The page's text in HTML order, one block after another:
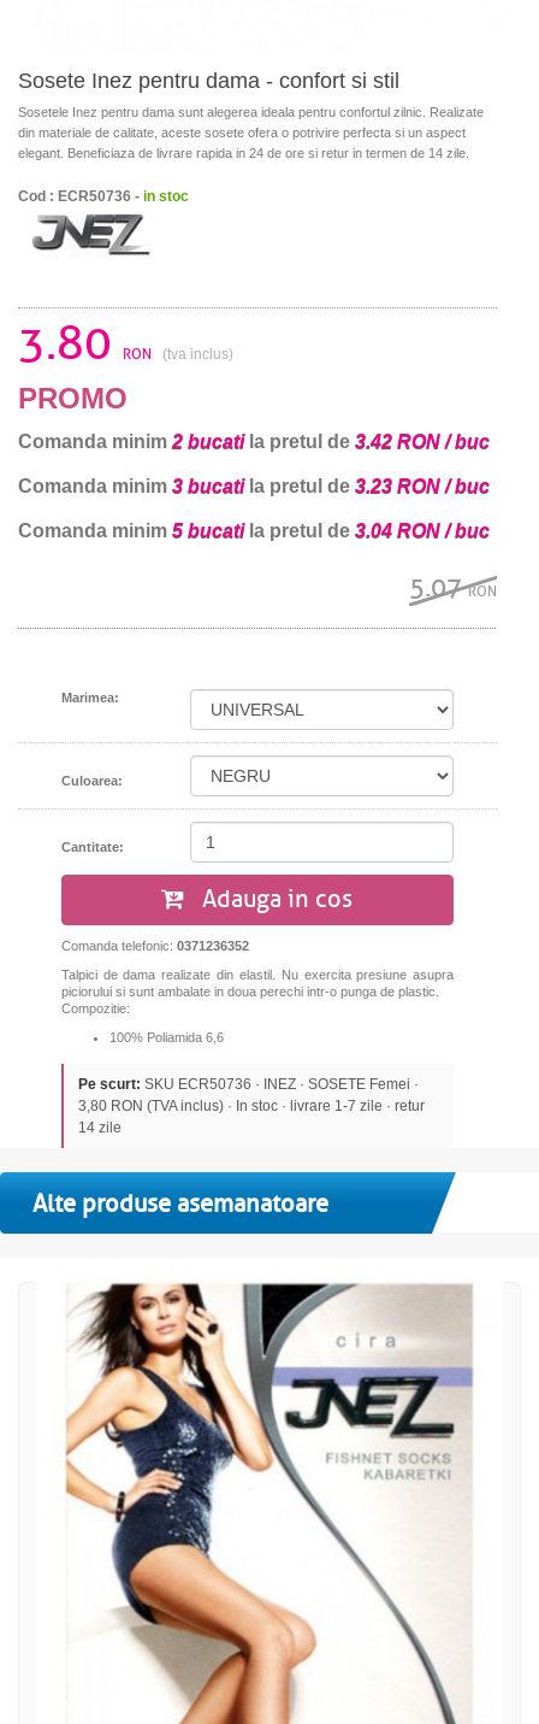
Sosete Inez pentru dama - confort si stil
Sosetele Inez pentru dama sunt alegerea ideala pentru confortul zilnic. Realizate
din materiale de calitate, aceste sosete ofera o potrivire perfecta si un aspect
elegant. Beneficiaza de livrare rapida in 24 de ore si retur in termen de 14 zile.
Cod : ECR50736 - in stoc
3.80 RON (tva inclus)
PROMO
Comanda minim 2 bucatila pretul de 3.42 RON / buc
Comanda minim 3 bucatila pretul de 3.23 RON / buc
Comanda minim 5 bucatila pretul de 3.04 RON / buc
5.07RON
Marimea:
Culoarea:
Cantitate:
Adauga in cos
Comanda telefonic: 0371236352
Talpici de dama realizate din elastil. Nu exercita presiune asupra
piciorului si sunt ambalate in doua perechi intr-o punga de plastic.
Compozitie:
100% Poliamida 6,6
Pe scurt: SKU ECR50736 · INEZ · SOSETE Femei ·
3,80 RON (TVA inclus) · In stoc · livrare 1-7 zile · retur
14 zile
Alte produse asemanatoare